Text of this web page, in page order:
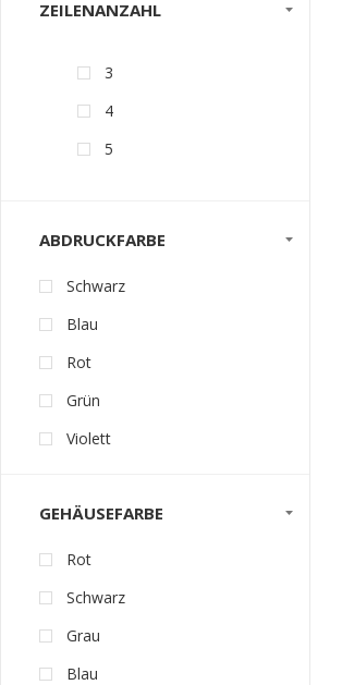
ZEILENANZAHL
3
4
5
ABDRUCKFARBE
Schwarz
Blau
Rot
Grün
Violett
GEHÄUSEFARBE
Rot
Schwarz
Grau
Blau